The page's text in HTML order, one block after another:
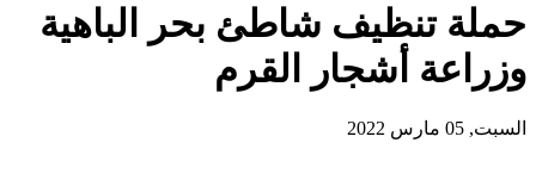
حملة تنظيف شاطئ بحر الباهية
وزراعة أشجار القرم
السبت, 05 مارس 2022